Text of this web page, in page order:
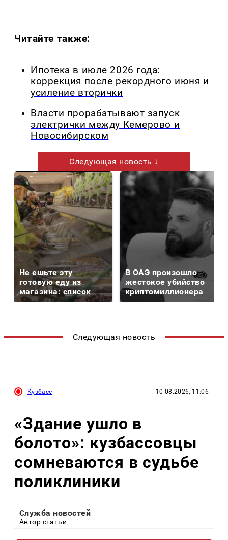
Читайте также:
Ипотека в июле 2026 года:
коррекция после рекордного июня и
усиление вторички
Власти прорабатывают запуск
электрички между Кемерово и
Новосибирском
Следующая новость ↓
Не ешьте эту
готовую еду из
магазина: список
В ОАЭ произошло
жестокое убийство
криптомиллионера
Следующая новость
Кузбасс 10.08.2026, 11:06
«Здание ушло в
болото»: кузбассовцы
сомневаются в судьбе
поликлиники
Служба новостей
Автор статьи